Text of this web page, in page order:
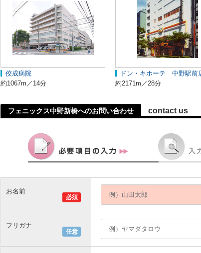
佼成病院
約1067m／14分
ドン・キホーテ 中野駅前
約2171m／28分
フェニックス中野新橋へのお問い合わせ contact us
必須
お名前
任意
フリガナ